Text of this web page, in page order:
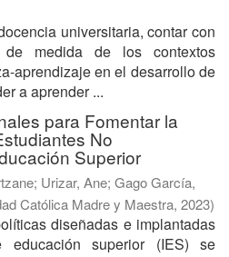
universitaria, contar con
de medida de los contextos
aprendizaje en el desarrollo de
a aprender ...
para Fomentar la
No
Superior
; Urizar, Ane; Gago García,
Católica Madre y Maestra, 2023)
diseñadas e implantadas
superior (IES) se